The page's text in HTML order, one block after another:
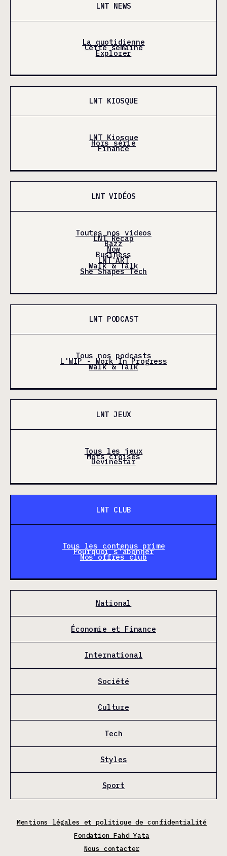
LNT NEWS
La quotidienne
Cette semaine
Explorer
LNT KIOSQUE
LNT Kiosque
Hors série
Finance
LNT VIDÉOS
Toutes nos videos
LNT Récap
Bazz
Now
Business
LNT'ART
Walk & Talk
She Shapes Tech
LNT PODCAST
Tous nos podcasts
L'WIP - Work In Progress
Walk & Talk
LNT JEUX
Tous les jeux
Mots croisés
DevineStar
LNT CLUB
Tous les contenus prime
Pourquoi s'abonner
Nos offres club
National
Économie et Finance
International
Société
Culture
Tech
Styles
Sport
Mentions légales et politique de confidentialité
Fondation Fahd Yata
Nous contacter